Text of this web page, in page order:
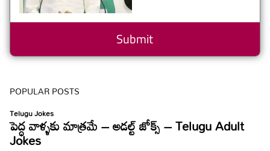
POPULAR POSTS